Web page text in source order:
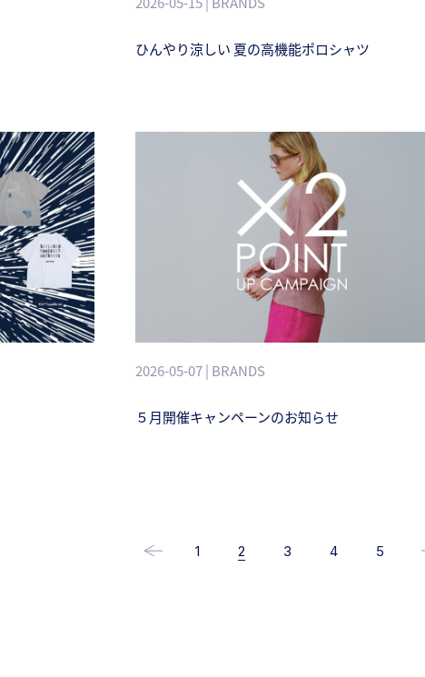
ひんやり涼しい 夏の高機能ポロシャツ
2026-05-07 | BRANDS
５月開催キャンペーンのお知らせ
1 2 3 4 5